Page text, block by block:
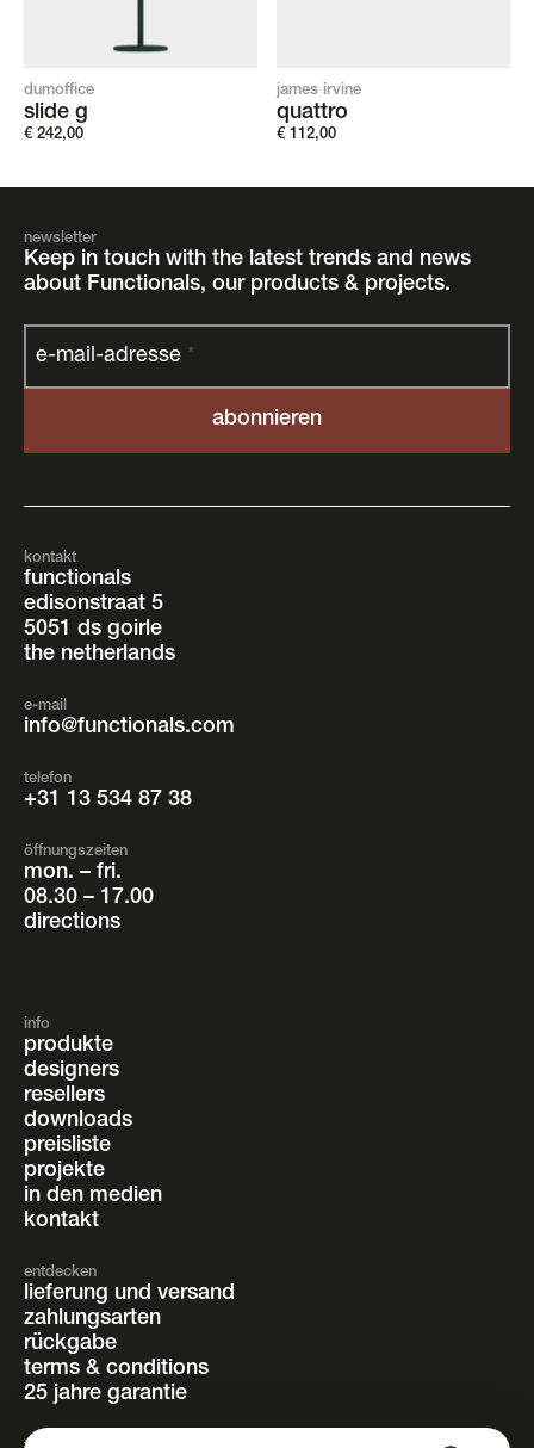
dumoffice
slide g
€ 242,00
james irvine
quattro
€ 112,00
newsletter
Keep in touch with the latest trends and news
about Functionals, our products & projects.
e-mail-adresse *
kontakt
functionals
edisonstraat 5
5051 ds goirle
the netherlands
e-mail
info@functionals.com
telefon
+31 13 534 87 38
öffnungszeiten
mon. – fri.
08.30 – 17.00
directions
info
produkte
designers
resellers
downloads
preisliste
projekte
in den medien
kontakt
entdecken
lieferung und versand
zahlungsarten
rückgabe
terms & conditions
25 jahre garantie